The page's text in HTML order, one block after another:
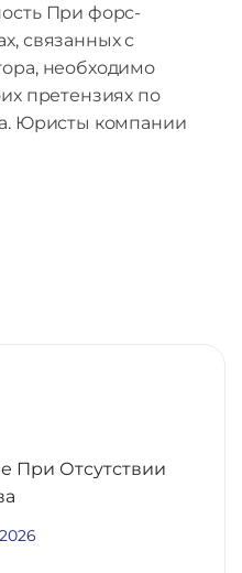
При форс-
связанных с
необходимо
претензиях по
Юристы компании
При Отсутствии